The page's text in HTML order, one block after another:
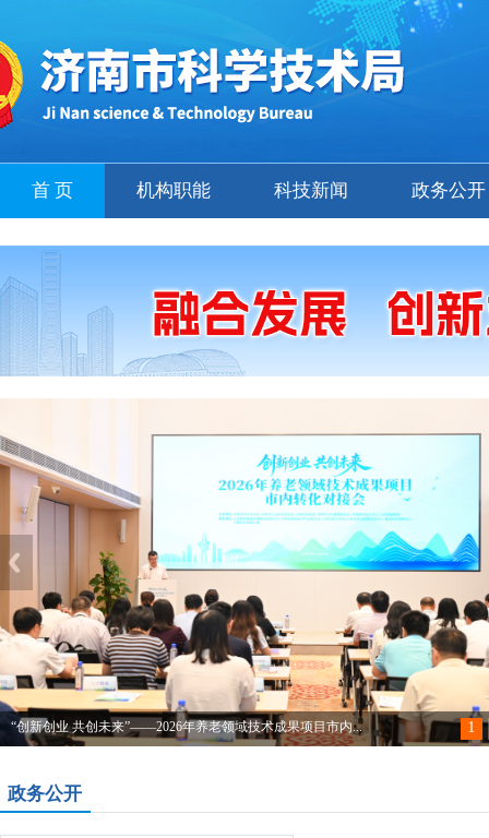
首 页 机构职能 科技新闻 政务公开
“创新创业 共创未来”——2026年养老领域技术成果项目市内... 1
政务公开